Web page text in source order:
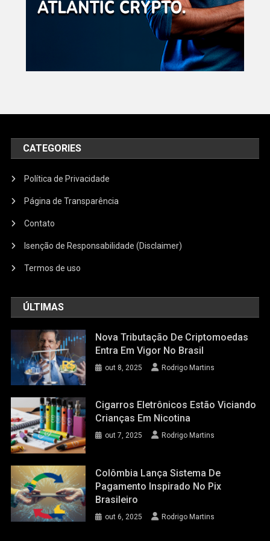
CATEGORIES
Política de Privacidade
Página de Transparência
Contato
Isenção de Responsabilidade (Disclaimer)
Termos de uso
ÚLTIMAS
Nova Tributação De Criptomoedas
Entra Em Vigor No Brasil
out 8, 2025 Rodrigo Martins
Cigarros Eletrônicos Estão Viciando
Crianças Em Nicotina
out 7, 2025 Rodrigo Martins
Colômbia Lança Sistema De
Pagamento Inspirado No Pix
Brasileiro
out 6, 2025 Rodrigo Martins